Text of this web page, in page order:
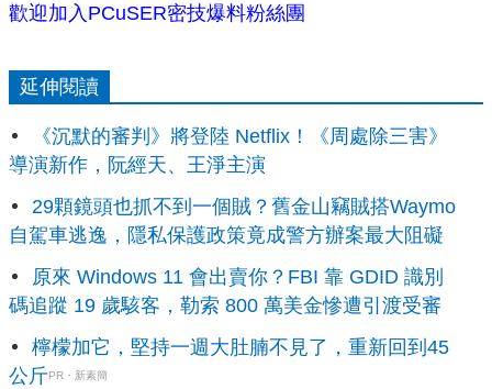
歡迎加入PCuSER密技爆料粉絲團
延伸閱讀
《沉默的審判》將登陸 Netflix！《周處除三害》
導演新作，阮經天、王淨主演
29顆鏡頭也抓不到一個賊？舊金山竊賊搭Waymo
自駕車逃逸，隱私保護政策竟成警方辦案最大阻礙
原來 Windows 11 會出賣你？FBI 靠 GDID 識別
碼追蹤 19 歲駭客，勒索 800 萬美金慘遭引渡受審
檸檬加它，堅持一週大肚腩不見了，重新回到45
公斤PR・新素簡